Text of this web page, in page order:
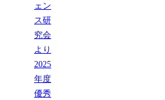
ェン
ス研
究会
より
2025
年度
優秀